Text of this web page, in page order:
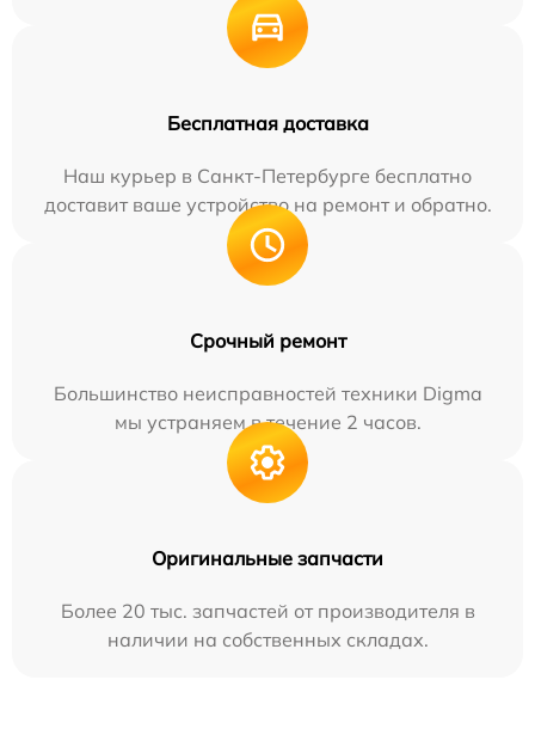
Бесплатная доставка
Наш курьер в Санкт-Петербурге бесплатно
доставит ваше устройство на ремонт и обратно.
Срочный ремонт
Большинство неисправностей техники Digma
мы устраняем в течение 2 часов.
Оригинальные запчасти
Более 20 тыс. запчастей от производителя в
наличии на собственных складах.